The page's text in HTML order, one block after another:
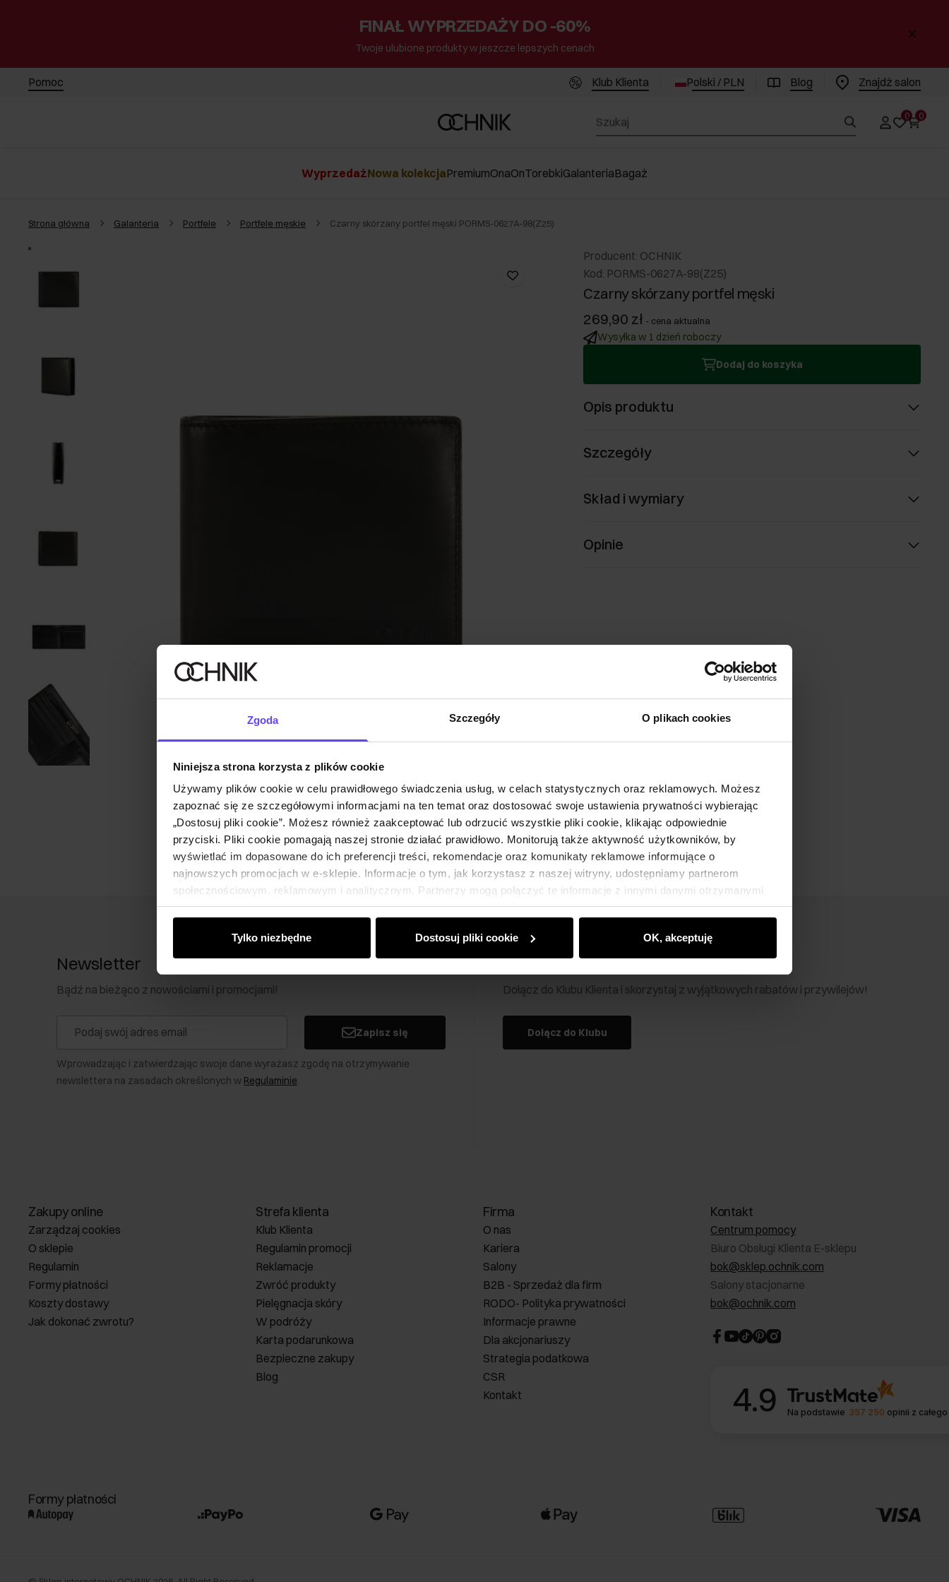
Zgoda Szczegóły O plikach cookies
Niniejsza strona korzysta z plików cookie
Używamy plików cookie w celu prawidłowego świadczenia usług, w celach statystycznych oraz reklamowych. Możesz
zapoznać się ze szczegółowymi informacjami na ten temat oraz dostosować swoje ustawienia prywatności wybierając
„Dostosuj pliki cookie”. Możesz również zaakceptować lub odrzucić wszystkie pliki cookie, klikając odpowiednie
przyciski. Pliki cookie pomagają naszej stronie działać prawidłowo. Monitorują także aktywność użytkowników, by
wyświetlać im dopasowane do ich preferencji treści, rekomendacje oraz komunikaty reklamowe informujące o
najnowszych promocjach w e-sklepie. Informacje o tym, jak korzystasz z naszej witryny, udostępniamy partnerom
społecznościowym, reklamowym i analitycznym. Partnerzy mogą połączyć te informacje z innymi danymi otrzymanymi
od Ciebie lub uzyskanymi podczas korzystania z ich usług.
Tylko niezbędne Dostosuj pliki cookie OK, akceptuję
FINAŁ WYPRZEDAŻY DO -60%
Twoje ulubione produkty w jeszcze lepszych cenach
Pomoc Klub Klienta Polski / PLN Blog Znajdż salon
0 0
WyprzedażNowa kolekcjaPremiumOnaOnTorebkiGalanteriaBagaż
Strona główna Galanteria Portfele Portfele męskie Czarny skórzany portfel męski PORMS-0627A-98(Z25)
Producent: OCHNIK
Kod: PORMS-0627A-98(Z25)
Czarny skórzany portfel męski
269,90 zł - cena aktualna
Wysyłka w 1 dzień roboczy
Dodaj do koszyka
Opis produktu
Szczegóły
Skład i wymiary
Opinie
Newsletter
Bądź na bieżąco z nowościami i promocjami!
Zapisz się
Wprowadzając i zatwierdzając swoje dane wyrażasz zgodę na otrzymywanie
newslettera na zasadach określonych w Regulaminie.
Klub Klienta Ochnik
Dołącz do Klubu Klienta i skorzystaj z wyjątkowych rabatów i przywilejów!
Dołącz do Klubu
Zakupy online
Zarządzaj cookies
O sklepie
Regulamin
Formy płatności
Koszty dostawy
Jak dokonać zwrotu?
Strefa klienta
Klub Klienta
Regulamin promocji
Reklamacje
Zwróć produkty
Pielęgnacja skóry
W podróży
Karta podarunkowa
Bezpieczne zakupy
Blog
Firma
O nas
Kariera
Salony
B2B - Sprzedaż dla firm
RODO- Polityka prywatności
Informacje prawne
Dla akcjonariuszy
Strategia podatkowa
CSR
Kontakt
Kontakt
Centrum pomocy
Biuro Obsługi Klienta E-sklepu
bok@sklep.ochnik.com
Salony stacjonarne
bok@ochnik.com
4.9 Na podstawie 357 250 opinii z
Formy płatności